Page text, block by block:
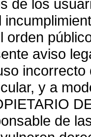
de los
orden
aviso
incorrecto
y a
de